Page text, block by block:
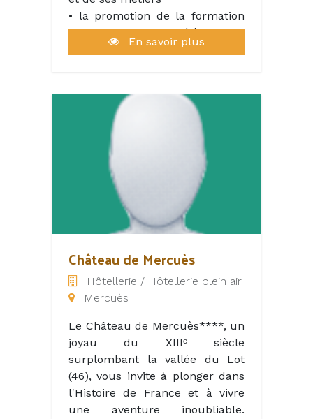
• la promotion de la formation
agricole pour les élèves, les
salariés et les demandeurs
salarié par la gestion du site
"lagriculture-recrute.org" sur le
département
• la mise en œuvre de
partenariats avec les acteurs
départementaux de l’emploi et
de la formation.
En savoir plus
Château de Mercuès
Hôtellerie / Hôtellerie plein air
Mercuès
Le Château de Mercuès****, un
joyau du XIIIᵉ siècle
surplombant la vallée du Lot
(46), vous invite à plonger dans
l'Histoire de France et à vivre
une aventure inoubliable.